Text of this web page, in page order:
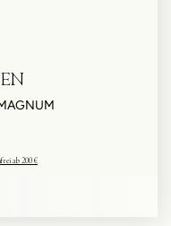
ab 200 €